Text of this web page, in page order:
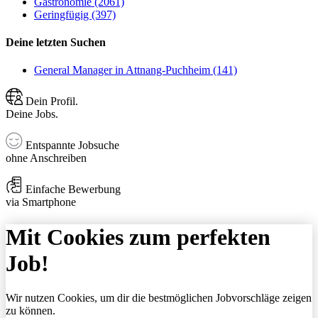
Geringfügig (397)
Deine letzten Suchen
General Manager in Attnang-Puchheim (141)
Dein Profil.
Deine Jobs.
Entspannte Jobsuche
ohne Anschreiben
Einfache Bewerbung
via Smartphone
Mit Cookies zum perfekten
Job!
Wir nutzen Cookies, um dir die bestmöglichen Jobvorschläge zeigen
zu können.